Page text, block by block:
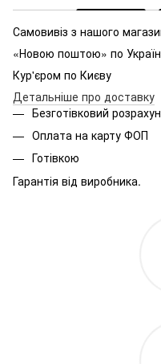
Самовивіз з нашого
«Новою поштою» по
Кур'єром по Києву
Детальніше про доставку
Безготівковий
Оплата на карту ФОП
Готівкою
Гарантія від виробника.